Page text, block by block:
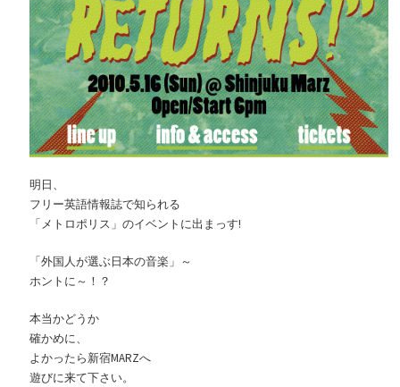
明日、
フリー英語情報誌で知られる
「メトロポリス」のイベントに出まっす!
「外国人が選ぶ日本の音楽」～
ホントに～！？
本当かどうか
確かめに、
よかったら新宿MARZへ
遊びに来て下さい。